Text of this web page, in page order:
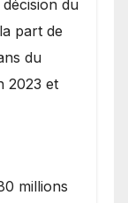
du
part de
du
2023 et
millions